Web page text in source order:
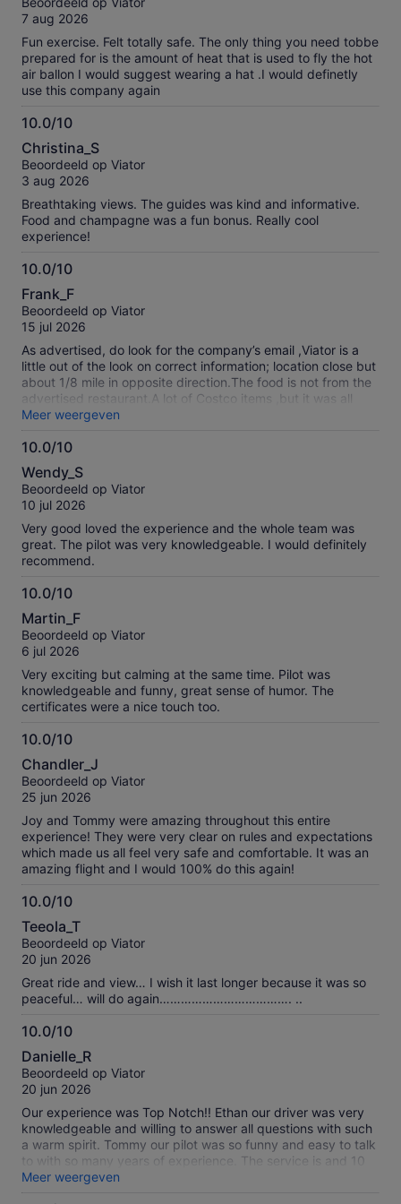
geverifieerde
10
7 aug 2026
Fun exercise. Felt totally safe. The only thing you need tobbe
prepared for is the amount of heat that is used to fly the hot
air ballon I would suggest wearing a hat .I would definetly
use this company again
10.0/10
10.0
van
10
Christina_S
Beoordeeld op Viator
3 aug 2026
Breathtaking views. The guides was kind and informative.
Food and champagne was a fun bonus. Really cool
experience!
10.0/10
10.0
van
10
Frank_F
Beoordeeld op Viator
15 jul 2026
As advertised, do look for the company’s email ,Viator is a
little out of the look on correct information; location close but
about 1/8 mile in opposite direction.The food is not from the
advertised restaurant.A lot of Costco items ,but it was all
their the set up ,transportation and crew were all there
,tough to hear driver in van ride ,but most likely didn’t miss
much .Highly recommend the company,
Meer weergeven
10.0/10
10.0
van
10
Wendy_S
Beoordeeld op Viator
10 jul 2026
Very good loved the experience and the whole team was
great. The pilot was very knowledgeable. I would definitely
recommend.
10.0/10
10.0
van
10
Martin_F
Beoordeeld op Viator
6 jul 2026
Very exciting but calming at the same time. Pilot was
knowledgeable and funny, great sense of humor. The
certificates were a nice touch too.
10.0/10
10.0
van
10
Chandler_J
Beoordeeld op Viator
25 jun 2026
Joy and Tommy were amazing throughout this entire
experience! They were very clear on rules and expectations
which made us all feel very safe and comfortable. It was an
amazing flight and I would 100% do this again!
10.0/10
10.0
van
10
Teeola_T
Beoordeeld op Viator
20 jun 2026
Great ride and view… I wish it last longer because it was so
peaceful… will do again………………………………. ..
10.0/10
10.0
van
10
Danielle_R
Beoordeeld op Viator
20 jun 2026
Our experience was Top Notch!! Ethan our driver was very
knowledgeable and willing to answer all questions with such
a warm spirit. Tommy our pilot was so funny and easy to talk
to with so many years of experience. The service is and 10
out 10 . The breakfast was amazing as well. And toast to this
wonderful experience and the crew members all were very
Meer weergeven